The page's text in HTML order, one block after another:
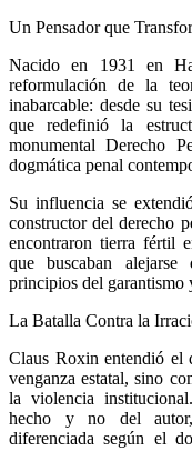
Un Pensador que
Nacido en 1931 en
reformulación de la
inabarcable: desde su
que redefinió la
monumental Derecho
dogmática penal
Su influencia se
constructor del derecho
encontraron tierra fértil
que buscaban
principios del garantismo
La Batalla Contra la
Claus Roxin entendió el
venganza estatal, sino
la violencia
hecho y no del
diferenciada según el